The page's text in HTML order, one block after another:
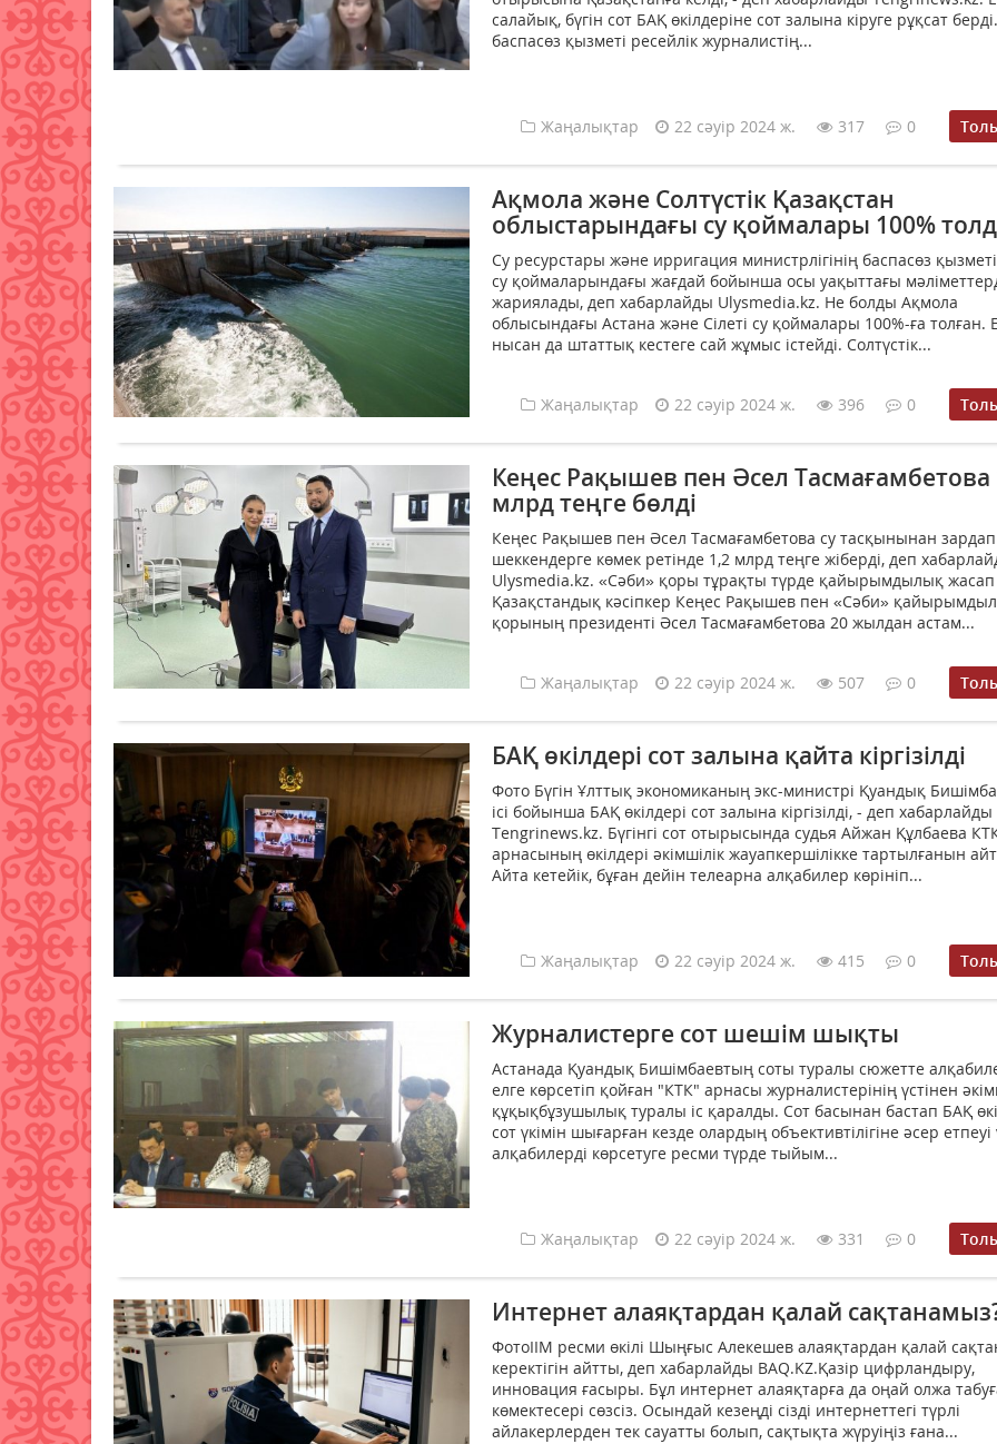
салайық, бүгін сот БАҚ өкілдеріне сот залына кіруге рұқсат
баспасөз қызметі ресейлік журналистің...
Жаңалықтар 22 сәуір 2024 ж. 317 0
Ақмола және Солтүстік Қазақстан
облыстарындағы су қоймалары 100%
Су ресурстары және ирригация министрлігінің баспасөз қызметі
су қоймаларындағы жағдай бойынша осы уақыттағы
жариялады, деп хабарлайды Ulysmedia.kz. Не болды Ақмола
облысындағы Астана және Сілеті су қоймалары 100%-ға толған.
нысан да штаттық кестеге сай жұмыс істейді. Солтүстік...
Жаңалықтар 22 сәуір 2024 ж. 396 0
Кеңес Рақышев пен Әсел Тасмағамбетова
млрд теңге бөлді
Кеңес Рақышев пен Әсел Тасмағамбетова су тасқынынан зардап
шеккендерге көмек ретінде 1,2 млрд теңге жіберді, деп
Ulysmedia.kz. «Сәби» қоры тұрақты түрде қайырымдылық жасап
Қазақстандық кәсіпкер Кеңес Рақышев пен «Сәби»
қорының президенті Әсел Тасмағамбетова 20 жылдан астам...
Жаңалықтар 22 сәуір 2024 ж. 507 0
БАҚ өкілдері сот залына қайта кіргізілді
Фото Бүгін Ұлттық экономиканың экс-министрі Қуандық
ісі бойынша БАҚ өкілдері сот залына кіргізілді, - деп хабарлайды
Tengrinews.kz. Бүгінгі сот отырысында судья Айжан Құлбаева
арнасының өкілдері әкімшілік жауапкершілікке тартылғанын
Айта кетейік, бұған дейін телеарна алқабилер көрініп...
Жаңалықтар 22 сәуір 2024 ж. 415 0
Журналистерге сот шешім шықты
Астанада Қуандық Бишімбаевтың соты туралы сюжетте
елге көрсетіп қойған "КТК" арнасы журналистерінің үстінен
құқықбұзушылық туралы іс қаралды. Сот басынан бастап БАҚ
сот үкімін шығарған кезде олардың объективтілігіне әсер етпеуі
алқабилерді көрсетуге ресми түрде тыйым...
Жаңалықтар 22 сәуір 2024 ж. 331 0
Интернет алаяқтардан қалай
ФотоІІМ ресми өкілі Шыңғыс Алекешев алаяқтардан қалай
керектігін айтты, деп хабарлайды BAQ.KZ.Қазір цифрландыру,
инновация ғасыры. Бұл интернет алаяқтарға да оңай олжа
көмектесері сөзсіз. Осындай кезеңді сізді интернеттегі түрлі
айлакерлерден тек сауатты болып, сақтықта жүруіңіз ғана...